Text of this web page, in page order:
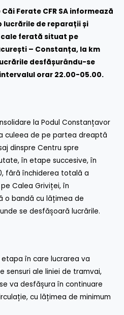
Ferate CFR SA informează
lucrările de reparații și
ferată situat pe
– Constanța, la km
desfășurându-se
orar 22.00-05.00.
la Podul Constanțavor
culeea de pe partea dreaptă
dinspre Centru spre
în etape succesive, în
fără închiderea totală a
Calea Griviței, în
o bandă cu lățimea de
se desfășoară lucrările.
în care lucrarea va
sensuri ale liniei de tramvai,
va desfășura în continuare
cu lățimea de minimum